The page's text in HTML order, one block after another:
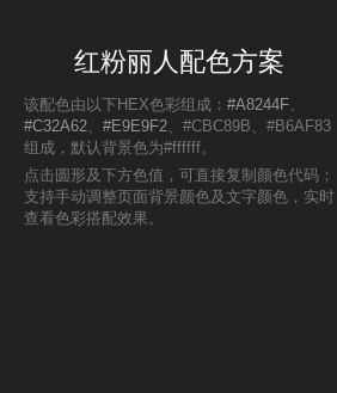
红粉丽人配色方案
该配色由以下HEX色彩组成： #A8244F、
#C32A62、 #E9E9F2、#CBC89B、#B6AF83
组成，默认背景色为#ffffff。
点击圆形及下方色值，可直接复制颜色代码；
支持手动调整页面背景颜色及文字颜色，实时
查看色彩搭配效果。